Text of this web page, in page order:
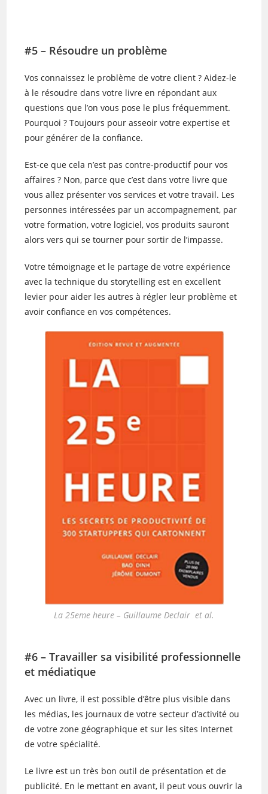
#5 – Résoudre un problème
Vos connaissez le problème de votre client ? Aidez-le
à le résoudre dans votre livre en répondant aux
questions que l’on vous pose le plus fréquemment.
Pourquoi ? Toujours pour asseoir votre expertise et
pour générer de la confiance.
Est-ce que cela n’est pas contre-productif pour vos
affaires ? Non, parce que c’est dans votre livre que
vous allez présenter vos services et votre travail. Les
personnes intéressées par un accompagnement, par
votre formation, votre logiciel, vos produits sauront
alors vers qui se tourner pour sortir de l’impasse.
Votre témoignage et le partage de votre expérience
avec la technique du storytelling est en excellent
levier pour aider les autres à régler leur problème et
avoir confiance en vos compétences.
La 25eme heure – Guillaume Declair et al.
#6 – Travailler sa visibilité professionnelle
et médiatique
Avec un livre, il est possible d’être plus visible dans
les médias, les journaux de votre secteur d’activité ou
de votre zone géographique et sur les sites Internet
de votre spécialité.
Le livre est un très bon outil de présentation et de
publicité. En le mettant en avant, il peut vous ouvrir la